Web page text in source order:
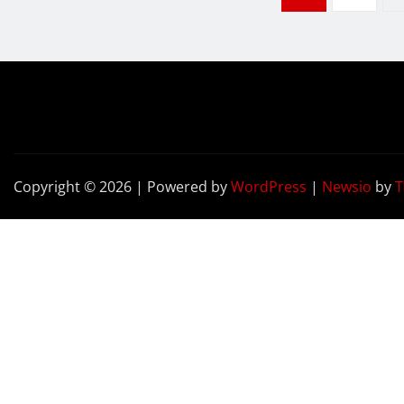
wpisów
Copyright © 2026 | Powered byWordPress | Newsio by